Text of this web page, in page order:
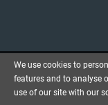
We use cookies to
features and to analyse
use of our site with our